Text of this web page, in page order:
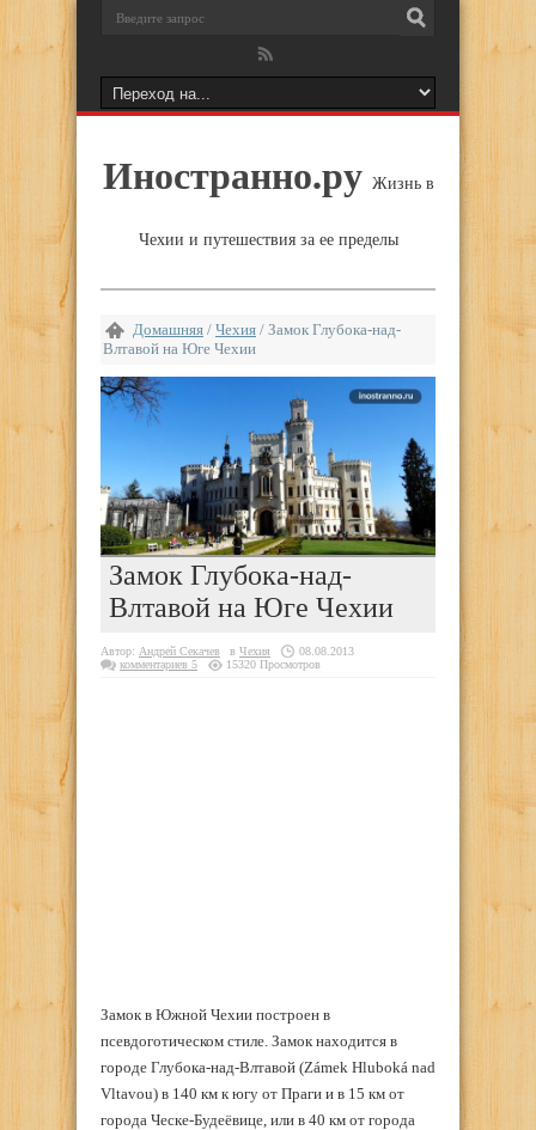
Иностранно.ру Жизнь в
Чехии и путешествия за ее пределы
Домашняя / Чехия / Замок Глубока-над-
Влтавой на Юге Чехии
Замок Глубока-над-
Влтавой на Юге Чехии
Автор: Андрей Секачев в Чехия
08.08.2013
комментариев 5
15320 Просмотров
Замок в Южной Чехии построен в
псевдоготическом стиле. Замок находится в
городе Глубока-над-Влтавой (Zámek Hluboká nad
Vltavou) в 140 км к югу от Праги и в 15 км от
города Ческе-Будеёвице, или в 40 км от города